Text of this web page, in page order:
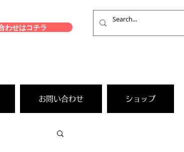
わせはコチラ
お問い合わせ ショップ